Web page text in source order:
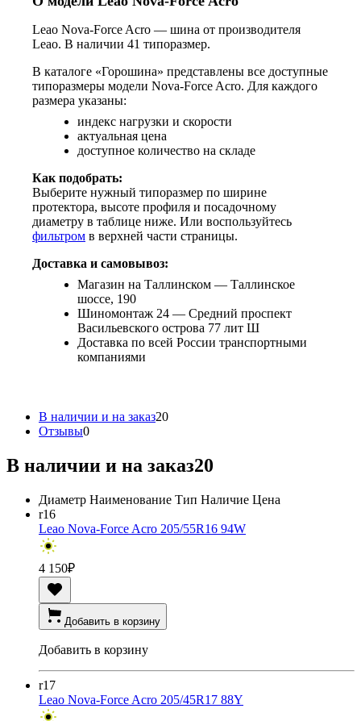
Leao Nova-Force Acro — шина от производителя
Leao. В наличии 41 типоразмер.
В каталоге «Горошина» представлены все доступные
типоразмеры модели Nova-Force Acro. Для каждого
размера указаны:
индекс нагрузки и скорости
актуальная цена
доступное количество на складе
Как подобрать:
Выберите нужный типоразмер по ширине
протектора, высоте профиля и посадочному
диаметру в таблице ниже. Или воспользуйтесь
фильтром в верхней части страницы.
Доставка и самовывоз:
Магазин на Таллинском — Таллинское
шоссе, 190
Шиномонтаж 24 — Средний проспект
Васильевского острова 77 лит Ш
Доставка по всей России транспортными
компаниями
В наличии и на заказ20
Отзывы0
В наличии и на заказ20
Диаметр Наименование Тип Наличие Цена
r16
Leao Nova-Force Acro 205/55R16 94W
4 150₽
Добавить в корзину
Добавить в корзину
r17
Leao Nova-Force Acro 205/45R17 88Y